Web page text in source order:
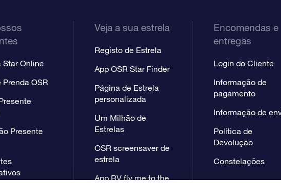
Star Online
Prenda OSR
Presente
Veja a sua estrela
Registo de Estrela
App OSR Star Finder
Página de Estrela
personalizada
Um Milhão de
Estrelas
OSR screensaver de
estrela
App RV fly me to the
Encomendas e
entregas
Login do Cliente
Informação de
pagamento
Informação de
Política de
Devolução
Constelações